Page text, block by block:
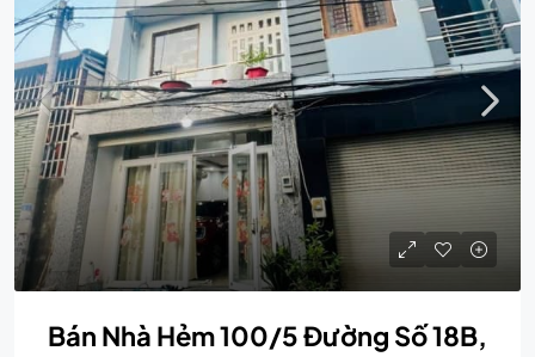
Bán Nhà Hẻm 100/5 Đường Số 18B,